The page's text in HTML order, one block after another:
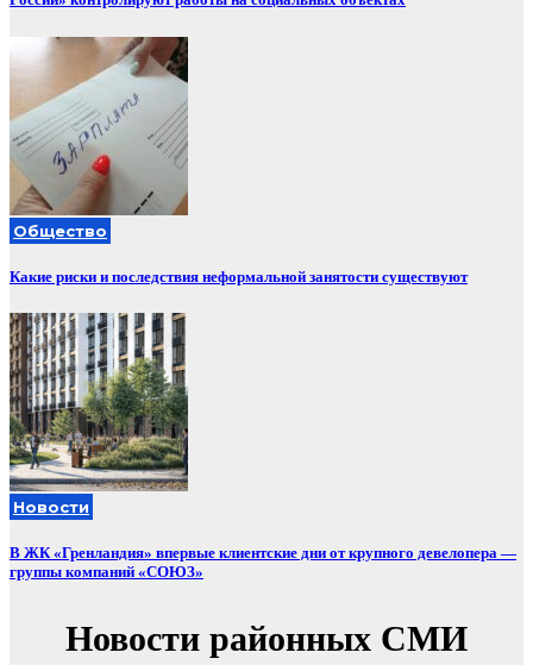
Общество
Какие риски и последствия неформальной занятости существуют
Новости
В ЖК «Гренландия» впервые клиентские дни от крупного девелопера —
группы компаний «СОЮЗ»